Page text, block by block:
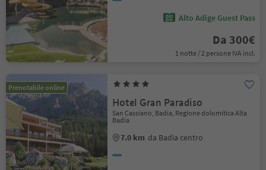
Alto Adige Guest Pass
Da 300€
1 notte / 2 persone IVA incl.
Prenotabile online
Hotel Gran Paradiso
San Cassiano, Badia, Regione dolomitica Alta
Badia
7.0 km da Badia centro